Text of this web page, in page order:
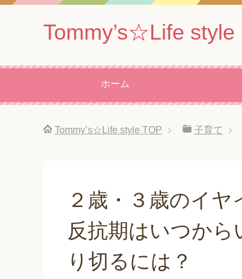
Tommy’s☆Life style
ホーム
Tommy’s☆Life style TOP 子育て
２歳・３歳のイ
反抗期はいつか
り切るには？